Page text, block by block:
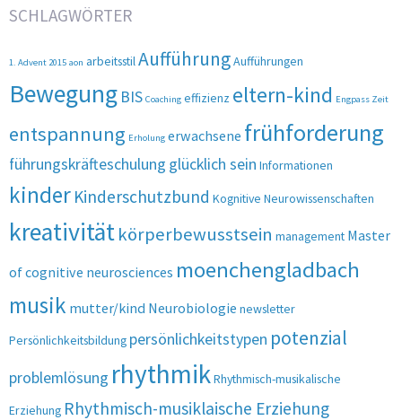
SCHLAGWÖRTER
1. Advent 2015 aon arbeitsstilAufführungAufführungen
Bewegung BIS Coaching effizienz eltern-kind Engpass Zeit
entspannung Erholung erwachsene frühforderung
führungskräfteschulung glücklich sein Informationen
kinder Kinderschutzbund Kognitive Neurowissenschaften
kreativitätkörperbewusstsein management Master
of cognitive neurosciences moenchengladbach
musik mutter/kind Neurobiologie newsletter
Persönlichkeitsbildung persönlichkeitstypen potenzial
problemlösung rhythmikRhythmisch-musikalische
Erziehung Rhythmisch-musiklaische Erziehung